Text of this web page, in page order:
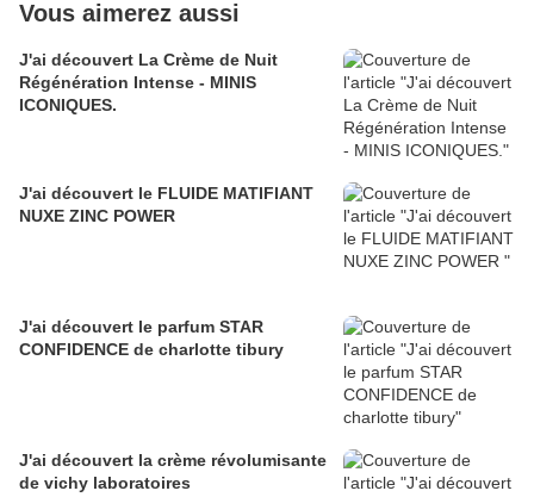
Vous aimerez aussi
J'ai découvert La Crème de Nuit
Régénération Intense - MINIS
ICONIQUES.
J'ai découvert le FLUIDE MATIFIANT
NUXE ZINC POWER
J'ai découvert le parfum STAR
CONFIDENCE de charlotte tibury
J'ai découvert la crème révolumisante
de vichy laboratoires